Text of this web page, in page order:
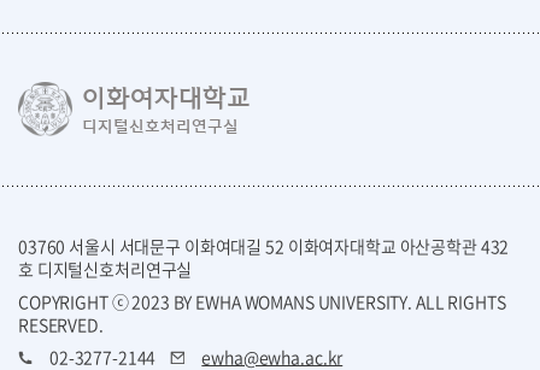
이화여자대학교
디지털신호처리연구실
03760 서울시 서대문구 이화여대길 52 이화여자대학교 아산공학관 432
호 디지털신호처리연구실
COPYRIGHT ⓒ 2023 BY EWHA WOMANS UNIVERSITY. ALL RIGHTS
RESERVED.
02-3277-2144
ewha@ewha.ac.kr